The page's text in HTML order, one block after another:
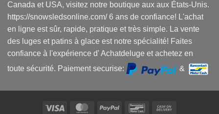
Canada et USA, visitez notre boutique aux aux États-Unis.
https://snowsledsonline.com/ 6 ans de confiance! L'achat
en ligne est sûr, rapide, pratique et très simple. La vente
des luges et patins à glace est notre spécialité! Faites
confiance à l'expérience d' Achatdeluge et achetez en
toute sécurité. Paiement securise:
&
Visa MasterCardPayPal Bancontact